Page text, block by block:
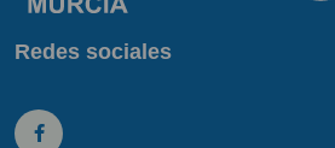
Redes sociales